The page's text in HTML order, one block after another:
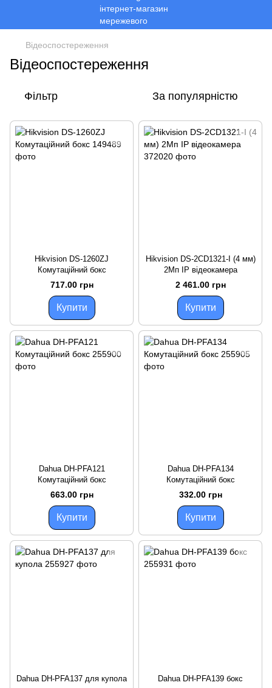
Відеоспостереження
Відеоспостереження
Фільтр За популярністю
Hikvision DS-1260ZJ
Комутаційний бокс
717.00 грн
Купити
Hikvision DS-2CD1321-I (4 мм)
2Мп IP відеокамера
2 461.00 грн
Купити
Dahua DH-PFA121
Комутаційний бокс
663.00 грн
Купити
Dahua DH-PFA134
Комутаційний бокс
332.00 грн
Купити
Dahua DH-PFA137 для купола Dahua DH-PFA139 бокс